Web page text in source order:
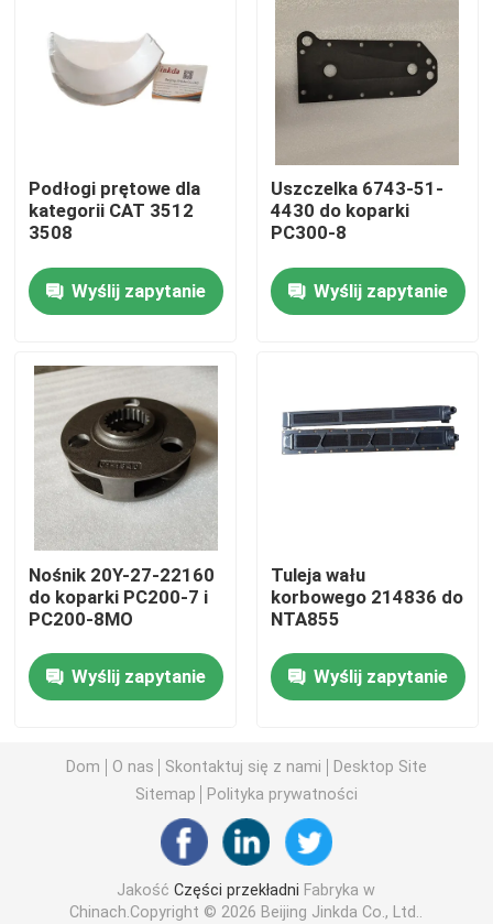
Wycieczka po fabryce
Skontaktuj się z nami
Aktualności
Blog
Poproś o wycenę
Download
Części przekładni
Części spychacza
części ładowarki
Pierścień uszczelniający
Części elektryczne
Podłogi prętowe dla
kategorii CAT 3512
3508
Wyślij zapytanie
Uszczelka 6743-51-
4430 do koparki
PC300-8
Wyślij zapytanie
Nośnik 20Y-27-22160
do koparki PC200-7 i
PC200-8MO
Wyślij zapytanie
Tuleja wału
korbowego 214836 do
NTA855
Wyślij zapytanie
Dom O nas Skontaktuj się z nami
Desktop Site
Sitemap
Polityka prywatności
JakośćCzęści przekładni Fabryka w
Chinach.Copyright © 2026 Beijing Jinkda Co., Ltd..